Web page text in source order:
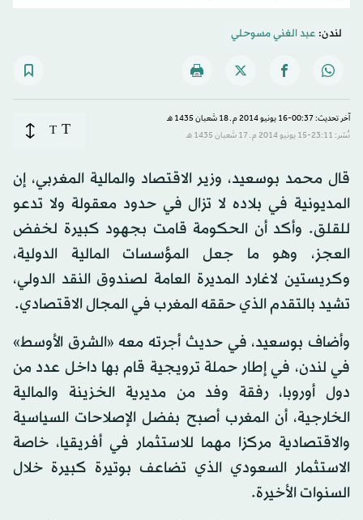
لندن: عبد الغني مسوحلي
آخر تحديث: 00:37-16 يونيو 2014 م ـ 18 شَعبان 1435 هـ
نُشر: 23:11-15 يونيو 2014 م ـ 17 شَعبان 1435 هـ
T
T
قال محمد بوسعيد، وزير الاقتصاد والمالية المغربي، إن
المديونية في بلاده لا تزال في حدود معقولة ولا تدعو
للقلق. وأكد أن الحكومة قامت بجهود كبيرة لخفض
العجز، وهو ما جعل المؤسسات المالية الدولية،
وكريستين لاغارد المديرة العامة لصندوق النقد الدولي،
تشيد بالتقدم الذي حققه المغرب في المجال الاقتصادي.
وأضاف بوسعيد، في حديث أجرته معه «الشرق الأوسط»
في لندن، في إطار حملة ترويجية قام بها داخل عدد من
دول أوروبا، رفقة وفد من مديرية الخزينة والمالية
الخارجية، أن المغرب أصبح بفضل الإصلاحات السياسية
والاقتصادية مركزا مهما للاستثمار في أفريقيا، خاصة
الاستثمار السعودي الذي تضاعف بوتيرة كبيرة خلال
السنوات الأخيرة.